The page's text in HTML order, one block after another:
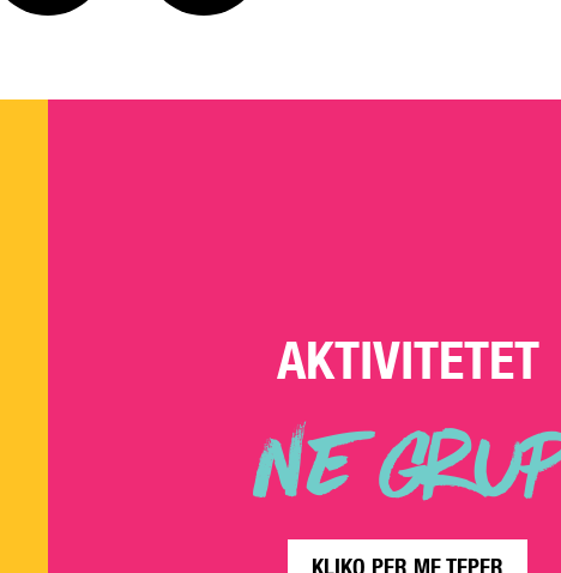
AKTIVITETET
NE GRUP
KLIKO PER ME TEPER